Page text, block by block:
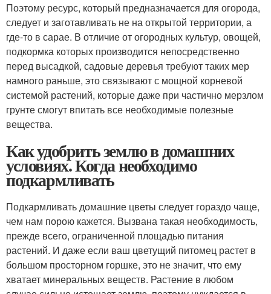
Поэтому ресурс, который предназначается для огорода,
следует и заготавливать не на открытой территории, а
где-то в сарае. В отличие от огородных культур, овощей,
подкормка которых производится непосредственно
перед высадкой, садовые деревья требуют таких мер
намного раньше, это связывают с мощной корневой
системой растений, которые даже при частично мерзлом
грунте смогут впитать все необходимые полезные
вещества.
Как удобрить землю в домашних
условиях. Когда необходимо
подкармливать
Подкармливать домашние цветы следует гораздо чаще,
чем нам порою кажется. Вызвана такая необходимость,
прежде всего, ограниченной площадью питания
растений. И даже если ваш цветущий питомец растет в
большом просторном горшке, это не значит, что ему
хватает минеральных веществ. Растение в любом